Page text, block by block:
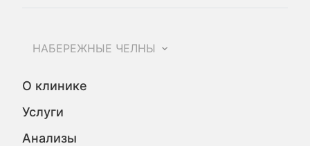
НАБЕРЕЖНЫЕ ЧЕЛНЫ
О клинике
Услуги
Анализы